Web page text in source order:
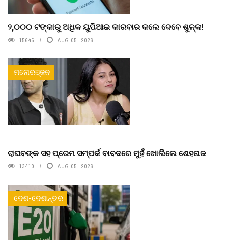
୨,୦୦୦ ଟଙ୍କାରୁ ଅଧିକ ୟୁପିଆଇ କାରବାର କଲେ ଦେବେ ଶୁଳ୍କ!
15645 AUG 05, 2026
ମନୋରଞ୍ଜନ
ରାଘବଙ୍କ ସହ ପ୍ରେମ ସମ୍ପର୍କ ବାବଦରେ ମୁହଁ ଖୋଲିଲେ ଶେହନାଜ
13410 AUG 05, 2026
ଦେଶ-ଦେଶାନ୍ତର